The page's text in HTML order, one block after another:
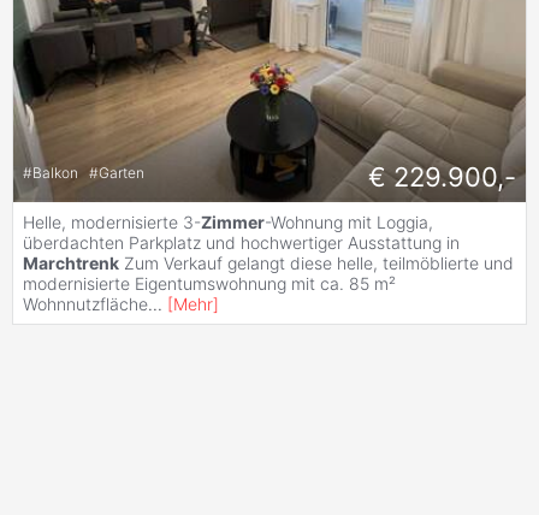
#Balkon #Garten € 229.900,-
Helle, modernisierte 3-Zimmer-Wohnung mit Loggia,
überdachten Parkplatz und hochwertiger Ausstattung in
Marchtrenk Zum Verkauf gelangt diese helle, teilmöblierte und
modernisierte Eigentumswohnung mit ca. 85 m²
Wohnnutzfläche... [Mehr]